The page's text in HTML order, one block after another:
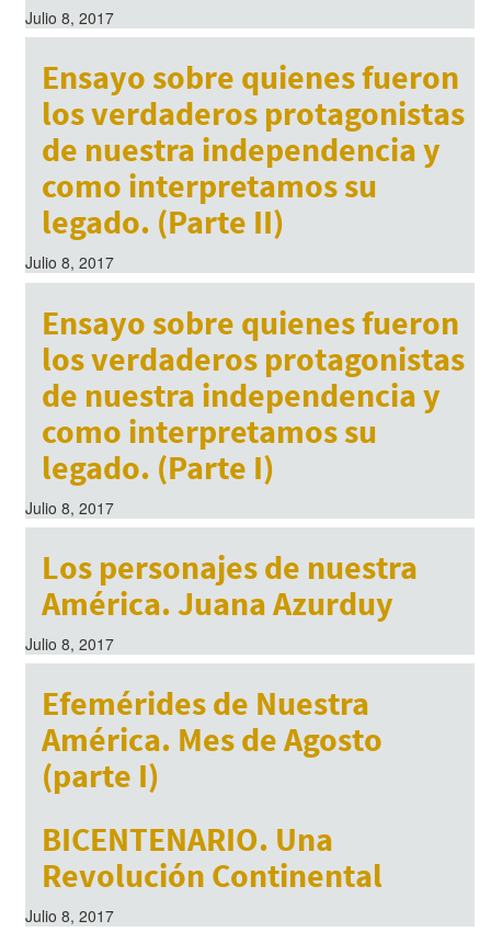
Julio 8, 2017
Ensayo sobre quienes fueron
los verdaderos protagonistas
de nuestra independencia y
como interpretamos su
legado. (Parte II)
Julio 8, 2017
Ensayo sobre quienes fueron
los verdaderos protagonistas
de nuestra independencia y
como interpretamos su
legado. (Parte I)
Julio 8, 2017
Los personajes de nuestra
América. Juana Azurduy
Julio 8, 2017
Efemérides de Nuestra
América. Mes de Agosto
(parte I)
BICENTENARIO. Una
Revolución Continental
Julio 8, 2017